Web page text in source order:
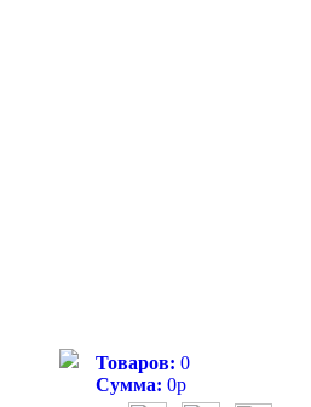
Товаров: 0
Сумма: 0р